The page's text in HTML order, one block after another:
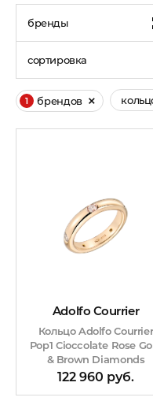
бренды
сортировка
1 брендов
Adolfo Courrier
Кольцо Adolfo Courrier
Pop1 Cioccolate Rose
& Brown Diamonds
122 960 руб.